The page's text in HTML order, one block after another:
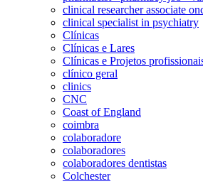
clinical researcher associate
clinical specialist in psychiatry
Clínicas
Clínicas e Lares
Clínicas e Projetos
clínico geral
clinics
CNC
Coast of England
coimbra
colaboradore
colaboradores
colaboradores dentistas
Colchester